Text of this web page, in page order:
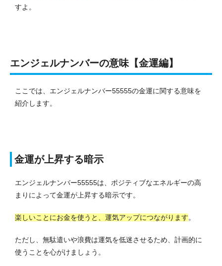
すよ。
エンジェルナンバーの意味【金運編】
ここでは、エンジェルナンバー55555の金運に関する意味を
紹介します。
金運が上昇する暗示
エンジェルナンバー55555は、ポジティブなエネルギーの高
まりによって金運が上昇する暗示です。
楽しいことにお金を使うと、運気アップにつながります。
ただし、無駄遣いや浪費は運気を低迷させるため、計画的に
使うことを心がけましょう。